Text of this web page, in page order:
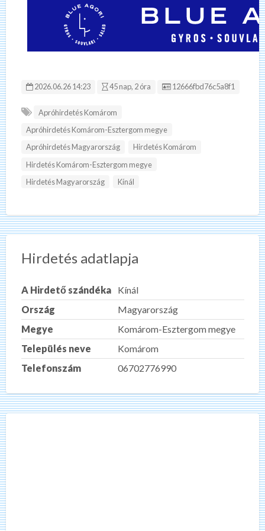
2026.06.26 14:23 45 nap, 2 óra Hirdetés ID:
12666fbd76c5a8f1
Apróhirdetés Komárom
Apróhirdetés Komárom-Esztergom megye
Apróhirdetés Magyarország
Hirdetés Komárom
Hirdetés Komárom-Esztergom megye
Hirdetés Magyarország
Kínál
Hirdetés adatlapja
A Hirdető szándéka
Kínál
Ország
Magyarország
Megye
Komárom-Esztergom megye
Település neve
Komárom
Telefonszám
06702776990